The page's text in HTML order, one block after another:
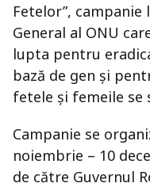
Fetelor”, campanie
General al ONU
lupta pentru
bază de gen și
fetele și femeile se
Campanie se
noiembrie – 10
de către Guvernul